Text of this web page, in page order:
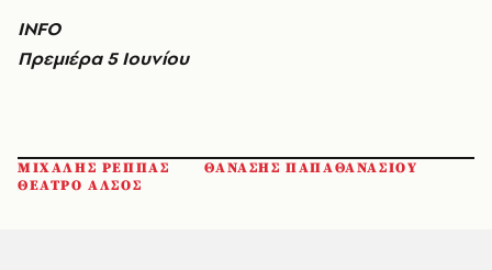
ΙΝFO
Πρεμιέρα 5 Ιουνίου
ΜΙΧΑΛΗΣ ΡΕΠΠΑΣ
ΘΑΝΑΣΗΣ ΠΑΠΑΘΑΝΑΣΙΟΥ
ΘΕΑΤΡΟ ΑΛΣΟΣ